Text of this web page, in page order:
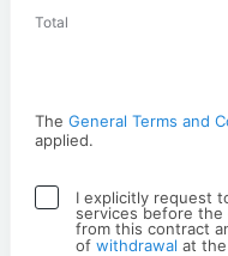
Total
The General Terms and
applied.
I explicitly request
services before
from this contract
of withdrawal at